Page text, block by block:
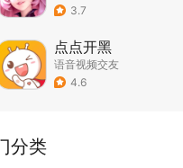
3.7
点点开黑
语音视频交友
4.6
分类